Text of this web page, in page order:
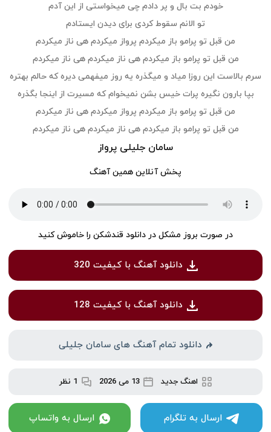
خودم بت بال و پر دادم چی میخواستی از این آدم
تو الانم سقوط کردی برای دیدن ایستادم
من قبل تو پرامو باز میکردم پرواز میکردم هی ناز میکردم
من قبل تو پرامو باز میکردم هی ناز میکردم هی ناز میکردم
سرم بالاست این روزا میاد و میگذره یه روز میفهمی دیره که حالم بهتره
بپا بارون نگیره پرات خیس بشن نمیخوام که مسیرت از اینجا بگذره
من قبل تو پرامو باز میکردم پرواز میکردم هی ناز میکردم
من قبل تو پرامو باز میکردم هی ناز میکردم هی ناز میکردم
سامان جلیلی پرواز
پخش آنلاین همین آهنگ
در صورت بروز مشکل در دانلود قندشکن را خاموش کنید
دانلود آهنگ با کیفیت 320
دانلود آهنگ با کیفیت 128
دانلود تمام آهنگ های سامان جلیلی
اهنگ جدید 13 می 2026 1 نظر
ارسال به تلگرام ارسال به واتساپ